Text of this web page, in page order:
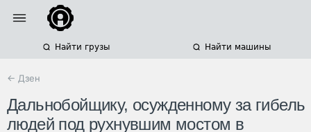
Найти грузы Найти машины
← Дзен
Дальнобойщику, осужденному за гибель
людей под рухнувшим мостом в